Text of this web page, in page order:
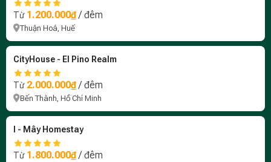
Từ 1.200.000₫/ đêm
Thuận Hoá, Huế
CityHouse - El Pino Realm
Từ 2.000.000₫/ đêm
Bến Thành, Hồ Chí Minh
I - Mây Homestay
Từ 1.800.000₫/ đêm